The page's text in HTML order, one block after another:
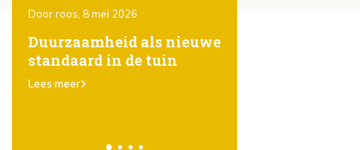
Door roos, 8 mei 2026
Duurzaamheid als nieuwe
standaard in de tuin
Lees meer